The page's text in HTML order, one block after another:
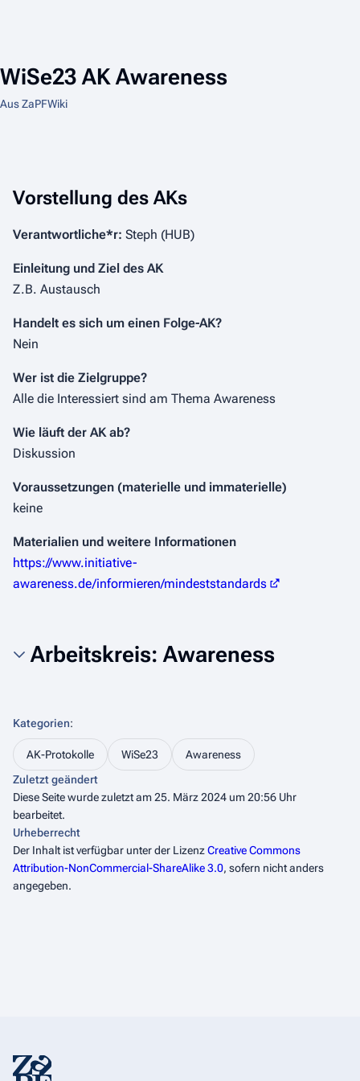
WiSe23 AK Awareness
Aus ZaPFWiki
Vorstellung des AKs
Verantwortliche*r: Steph (HUB)
Einleitung und Ziel des AK
Z.B. Austausch
Handelt es sich um einen Folge-AK?
Nein
Wer ist die Zielgruppe?
Alle die Interessiert sind am Thema Awareness
Wie läuft der AK ab?
Diskussion
Voraussetzungen (materielle und immaterielle)
keine
Materialien und weitere Informationen
https://www.initiative-
awareness.de/informieren/mindeststandards
Arbeitskreis: Awareness
Kategorien:
AK-Protokolle WiSe23
Awareness
Zuletzt geändert
Diese Seite wurde zuletzt am 25. März 2024 um 20:56 Uhr
bearbeitet.
Urheberrecht
Der Inhalt ist verfügbar unter der LizenzCreative Commons
Attribution-NonCommercial-ShareAlike 3.0, sofern nicht anders
angegeben.